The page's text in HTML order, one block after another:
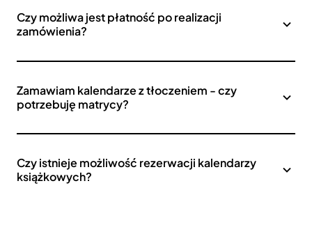
Czy możliwa jest płatność po realizacji
zamówienia?
Zamawiam kalendarze z tłoczeniem - czy
potrzebuję matrycy?
Czy istnieje możliwość rezerwacji kalendarzy
książkowych?